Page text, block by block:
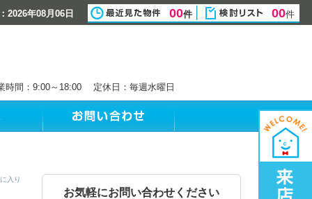
2026年08月06日 00件 00件
時間：9:00～18:00 定休日：毎週水曜日
入り
お気軽にお問い合わせください